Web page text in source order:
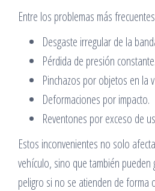
Entre los problemas más
Desgaste irregular de la
Pérdida de presión constante.
Pinchazos por objetos en la
Deformaciones por impacto.
Reventones por exceso de
Estos inconvenientes no solo
vehículo, sino que también
peligro si no se atienden de forma